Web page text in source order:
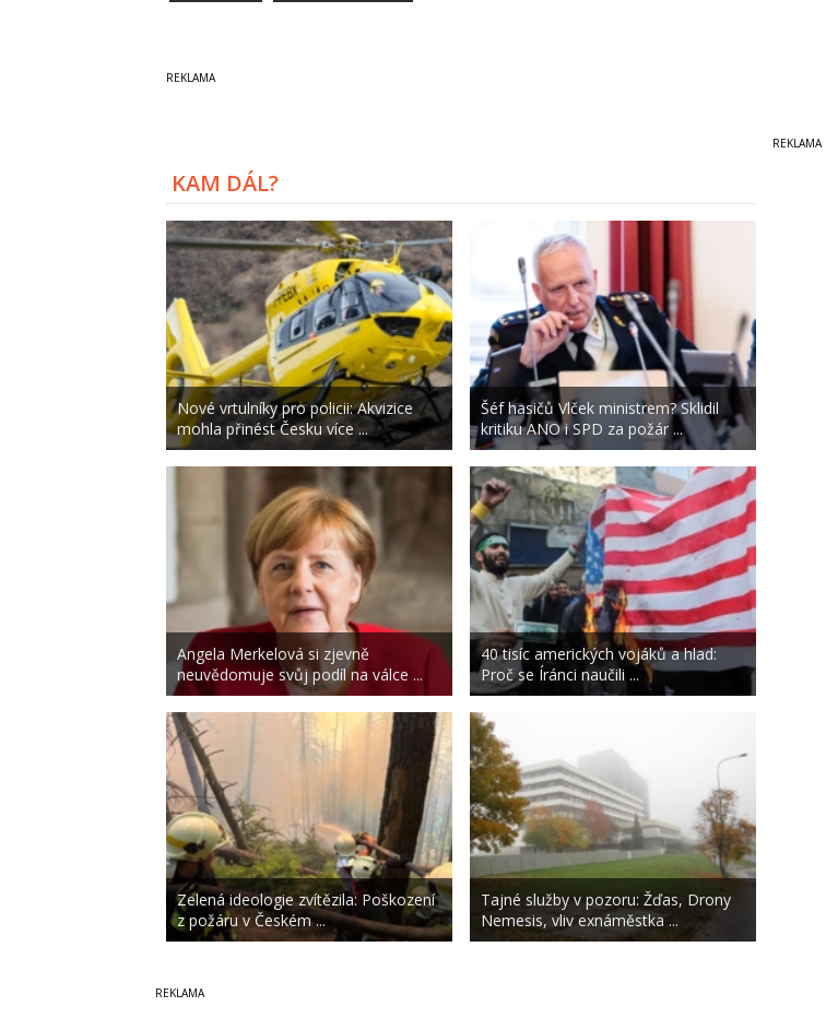
KAM DÁL?
Nové vrtulníky pro policii: Akvizice
mohla přinést Česku více ...
Angela Merkelová si zjevně
neuvědomuje svůj podíl na válce ...
Zelená ideologie zvítězila: Poškození
z požáru v Českém ...
Šéf hasičů Vlček ministrem? Sklidil
kritiku ANO i SPD za požár ...
40 tisíc amerických vojáků a hlad:
Proč se Íránci naučili ...
Tajné služby v pozoru: Žďas, Drony
Nemesis, vliv exnáměstka ...